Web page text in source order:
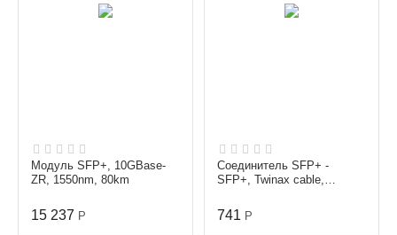
Модуль SFP+, 10GBase-
ZR, 1550nm, 80km
15 237 Р
Соединитель SFP+ -
SFP+, Twinax cable,
741 Р